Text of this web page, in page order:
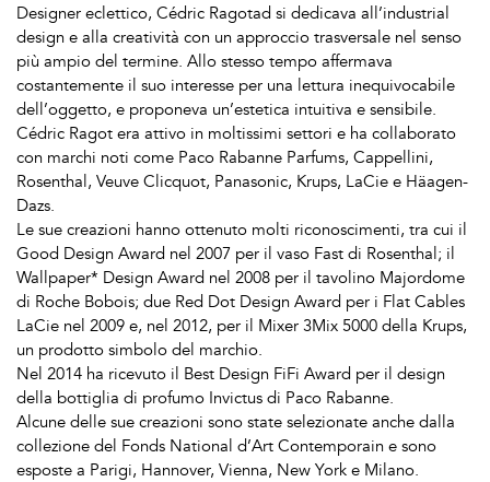
Designer eclettico, Cédric Ragotad si dedicava all’industrial
design e alla creatività con un approccio trasversale nel senso
più ampio del termine. Allo stesso tempo affermava
costantemente il suo interesse per una lettura inequivocabile
dell’oggetto, e proponeva un’estetica intuitiva e sensibile.
Cédric Ragot era attivo in moltissimi settori e ha collaborato
con marchi noti come Paco Rabanne Parfums, Cappellini,
Rosenthal, Veuve Clicquot, Panasonic, Krups, LaCie e Häagen-
Dazs.
Le sue creazioni hanno ottenuto molti riconoscimenti, tra cui il
Good Design Award nel 2007 per il vaso Fast di Rosenthal; il
Wallpaper* Design Award nel 2008 per il tavolino Majordome
di Roche Bobois; due Red Dot Design Award per i Flat Cables
LaCie nel 2009 e, nel 2012, per il Mixer 3Mix 5000 della Krups,
un prodotto simbolo del marchio.
Nel 2014 ha ricevuto il Best Design FiFi Award per il design
della bottiglia di profumo Invictus di Paco Rabanne.
Alcune delle sue creazioni sono state selezionate anche dalla
collezione del Fonds National d’Art Contemporain e sono
esposte a Parigi, Hannover, Vienna, New York e Milano.